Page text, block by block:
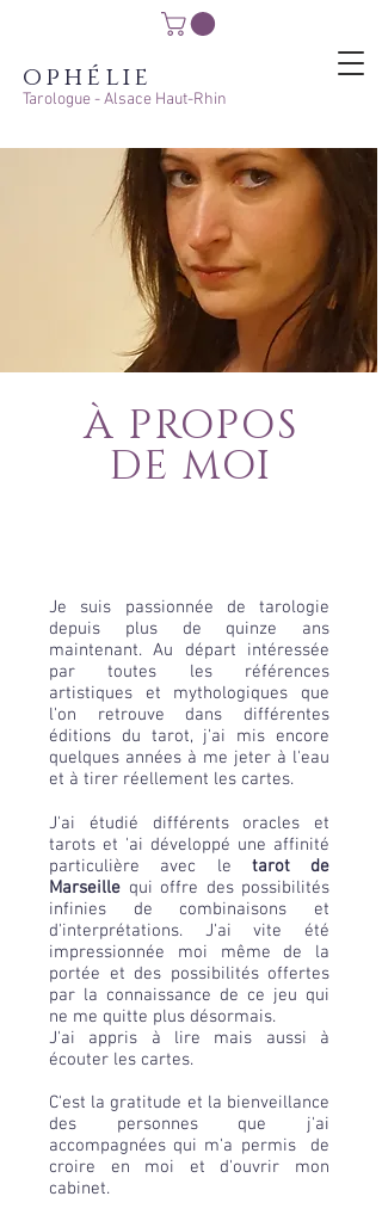
ophélie
Tarologue - Alsace Haut-Rhin
À PROPOS
DE MOI
Je suis passionnée de tarologie
depuis plus de quinze ans
maintenant. Au départ intéressée
par toutes les références
artistiques et mythologiques que
l'on retrouve dans différentes
éditions du tarot, j'ai mis encore
quelques années à me jeter à l'eau
et à tirer réellement les cartes.
J'ai étudié différents oracles et
tarots et 'ai développé une affinité
particulière avec le tarot de
Marseille qui offre des possibilités
infinies de combinaisons et
d'interprétations.​ J'ai vite été
impressionnée moi même de la
portée et des possibilités offertes
par la connaissance de ce jeu qui
ne me quitte plus désormais.
J'ai appris à lire mais aussi à
écouter les cartes.
C'est la gratitude et la bienveillance
des personnes que j'ai
accompagnées qui m'a permis de
croire en moi et d'ouvrir mon
cabinet.